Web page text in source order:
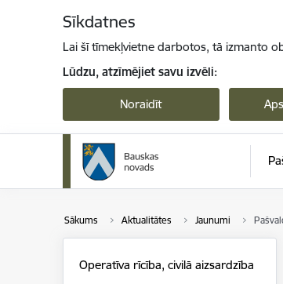
Sīkdatnes
Lai šī tīmekļvietne darbotos, tā izmanto
Lūdzu, atzīmējiet savu izvēli:
Noraidīt
Sākums Aktualitātes Jaunumi
Operatīva rīcība, civilā aizsardzība